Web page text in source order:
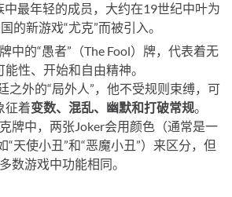
最年轻的成员，大约在19世纪中叶为
的新游戏“尤克”而被引入。
中的“愚者”（The Fool）牌，代表着无
能性、开始和自由精神。
之外的“局外人”，他不受规则束缚，可
征着变数、混乱、幽默和打破常规。
牌中，两张Joker会用颜色（通常是一
“天使小丑”和“恶魔小丑”）来区分，但
数游戏中功能相同。